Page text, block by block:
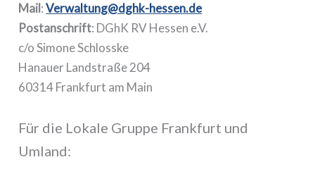
Mail:Verwaltung@dghk-hessen.de
Postanschrift: DGhK RV Hessen e.V.
c/o Simone Schlosske
Hanauer Landstraße 204
60314 Frankfurt am Main
Für die Lokale Gruppe Frankfurt und
Umland: